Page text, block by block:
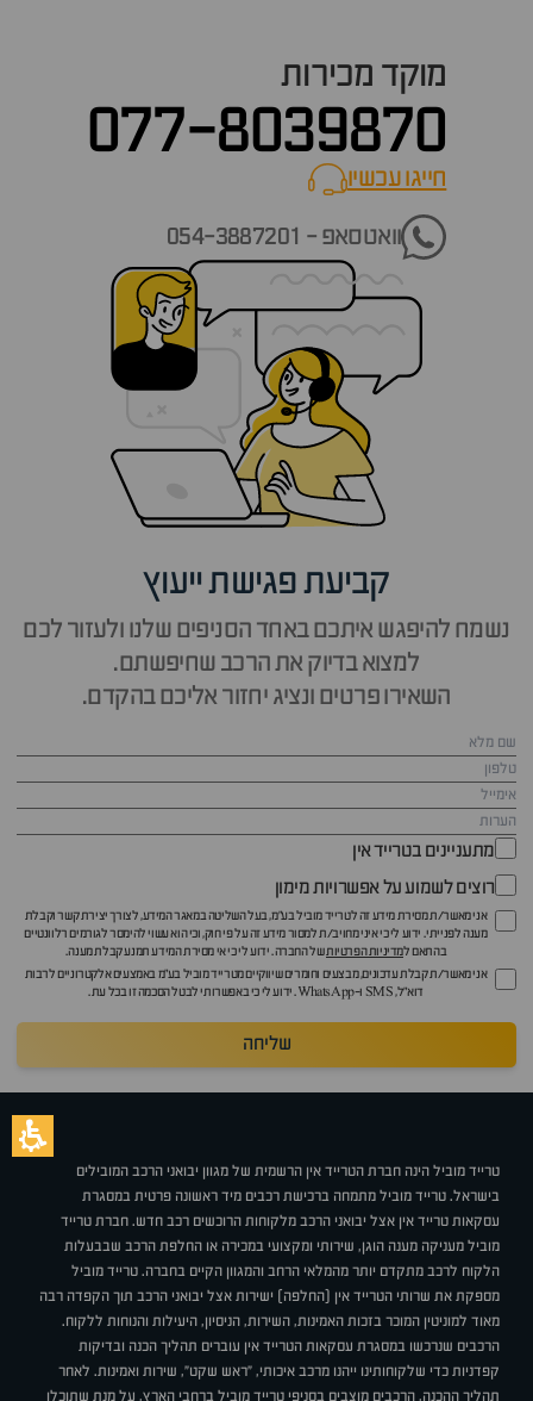
מוקד מכירות
077-8039870
חייגו עכשיוcall now
וואטסאפ - 054-3887201
קביעת פגישת ייעוץ
נשמח להיפגש איתכם באחד הסניפים שלנו ולעזור לכם
למצוא בדיוק את הרכב שחיפשתם.
השאירו פרטים ונציג יחזור אליכם בהקדם.
מתעניינים בטרייד אין
רוצים לשמוע על אפשרויות מימון
אני מאשר/ת מסירת מידע זה לטרייד מוביל בע"מ, בעל השליטה במאגר המידע, לצורך יצירת קשר וקבלת
מענה לפנייתי. ידוע לי כי איני מחויב/ת למסור מידע זה על פי חוק, וכי הוא עשוי להימסר לגורמים רלוונטיים
בהתאם למדיניות הפרטיותשל החברה. ידוע לי כי אי מסירת המידע תמנע קבלת מענה.
אני מאשר/ת קבלת עדכונים, מבצעים וחומרים שיווקיים מטרייד מוביל בע"מ באמצעים אלקטרוניים לרבות
דוא״ל, SMS ו-WhatsApp. ידוע לי כי באפשרותי לבטל הסכמה זו בכל עת.
שליחה
טרייד מוביל הינה חברת הטרייד אין הרשמית של מגוון יבואני הרכב המובילים
בישראל. טרייד מוביל מתמחה ברכישת רכבים מיד ראשונה פרטית במסגרת
עסקאות טרייד אין אצל יבואני הרכב מלקוחות הרוכשים רכב חדש. חברת טרייד
מוביל מעניקה מענה הוגן, שירותי ומקצועי במכירה או החלפת הרכב שבבעלות
הלקוח לרכב מתקדם יותר מהמלאי הרחב והמגוון הקיים בחברה. טרייד מוביל
מספקת את שרותי הטרייד אין (החלפה) ישירות אצל יבואני הרכב תוך הקפדה רבה
מאוד למוניטין המוכר בזכות האמינות, השירות, הניסיון, היעילות והנוחות ללקוח.
הרכבים שנרכשו במסגרת עסקאות הטרייד אין עוברים תהליך הכנה ובדיקות
קפדניות כדי שלקוחותינו ייהנו מרכב איכותי, "ראש שקט", שירות ואמינות. לאחר
תהליך ההכנה, הרכבים מוצבים בסניפי טרייד מוביל ברחבי הארץ, על מנת שתוכלו